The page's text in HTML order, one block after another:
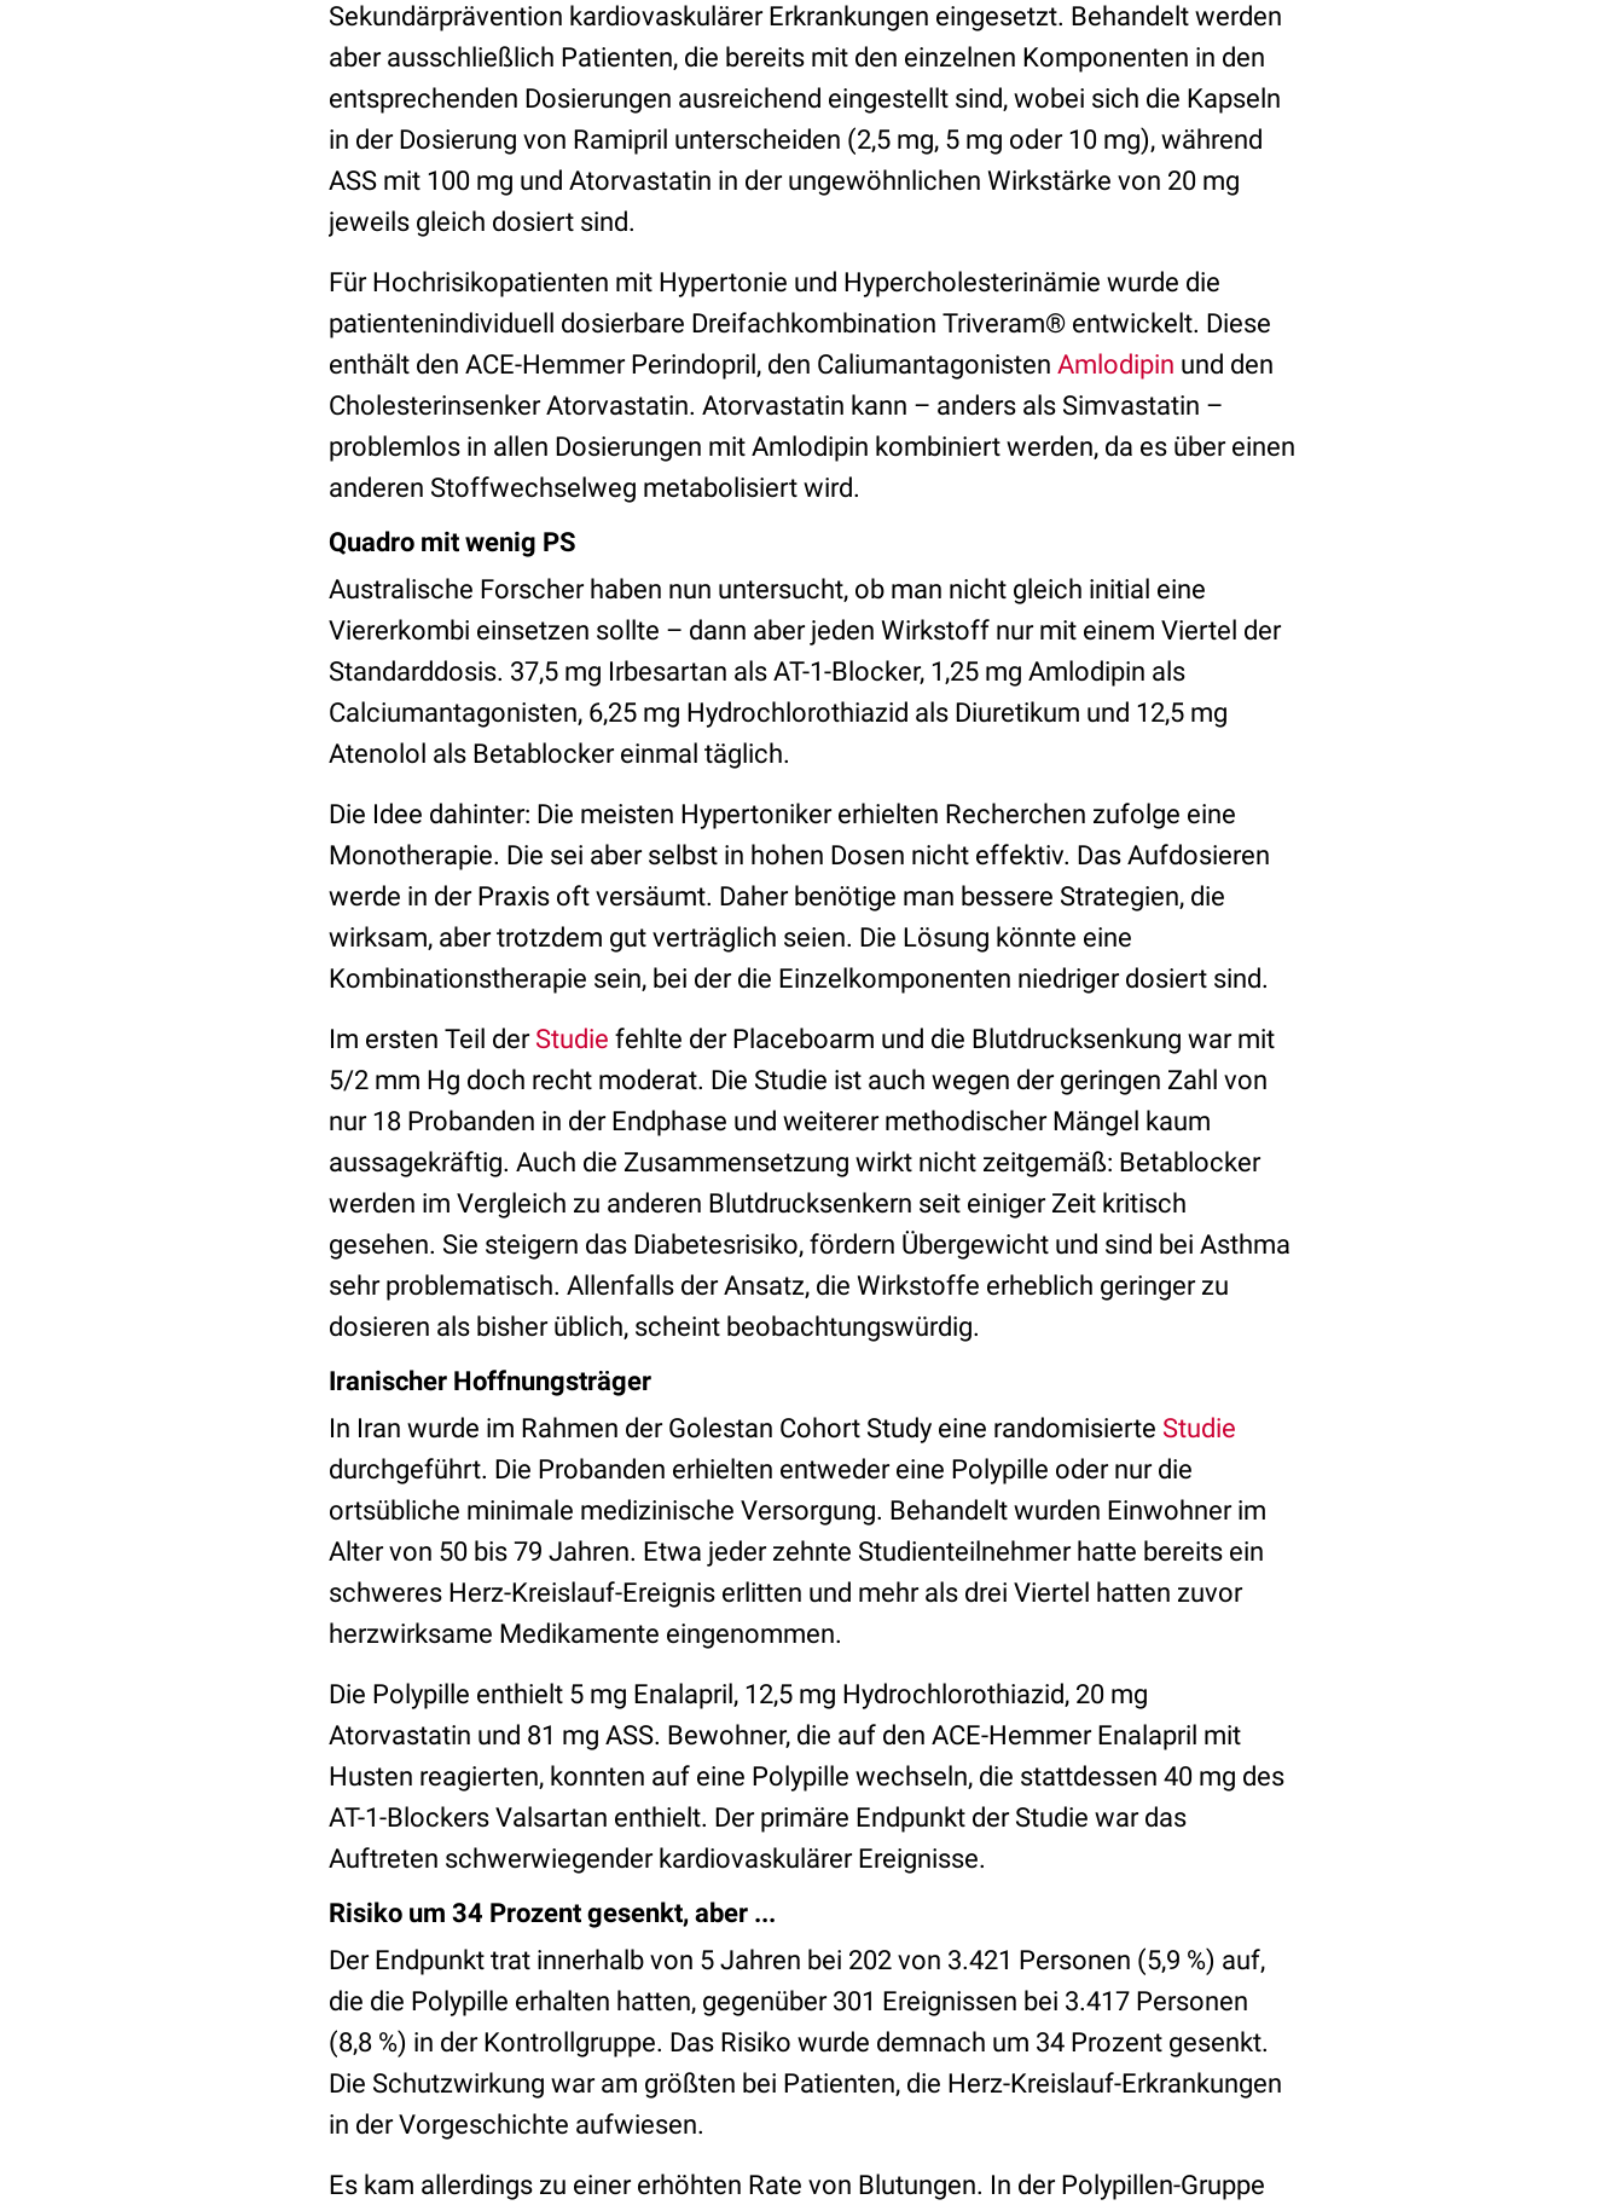
Sekundärprävention kardiovaskulärer Erkrankungen eingesetzt. Behandelt werden
aber ausschließlich Patienten, die bereits mit den einzelnen Komponenten in den
entsprechenden Dosierungen ausreichend eingestellt sind, wobei sich die Kapseln
in der Dosierung von Ramipril unterscheiden (2,5 mg, 5 mg oder 10 mg), während
ASS mit 100 mg und Atorvastatin in der ungewöhnlichen Wirkstärke von 20 mg
jeweils gleich dosiert sind.
Für Hochrisikopatienten mit Hypertonie und Hypercholesterinämie wurde die
patientenindividuell dosierbare Dreifachkombination Triveram® entwickelt. Diese
enthält den ACE-Hemmer Perindopril, den Caliumantagonisten Amlodipin und den
Cholesterinsenker Atorvastatin. Atorvastatin kann – anders als Simvastatin –
problemlos in allen Dosierungen mit Amlodipin kombiniert werden, da es über einen
anderen Stoffwechselweg metabolisiert wird.
Quadro mit wenig PS
Australische Forscher haben nun untersucht, ob man nicht gleich initial eine
Viererkombi einsetzen sollte – dann aber jeden Wirkstoff nur mit einem Viertel der
Standarddosis. 37,5 mg Irbesartan als AT-1-Blocker, 1,25 mg Amlodipin als
Calciumantagonisten, 6,25 mg Hydrochlorothiazid als Diuretikum und 12,5 mg
Atenolol als Betablocker einmal täglich.
Die Idee dahinter: Die meisten Hypertoniker erhielten Recherchen zufolge eine
Monotherapie. Die sei aber selbst in hohen Dosen nicht effektiv. Das Aufdosieren
werde in der Praxis oft versäumt. Daher benötige man bessere Strategien, die
wirksam, aber trotzdem gut verträglich seien. Die Lösung könnte eine
Kombinationstherapie sein, bei der die Einzelkomponenten niedriger dosiert sind.
Im ersten Teil der Studie fehlte der Placeboarm und die Blutdrucksenkung war mit
5/2 mm Hg doch recht moderat. Die Studie ist auch wegen der geringen Zahl von
nur 18 Probanden in der Endphase und weiterer methodischer Mängel kaum
aussagekräftig. Auch die Zusammensetzung wirkt nicht zeitgemäß: Betablocker
werden im Vergleich zu anderen Blutdrucksenkern seit einiger Zeit kritisch
gesehen. Sie steigern das Diabetesrisiko, fördern Übergewicht und sind bei Asthma
sehr problematisch. Allenfalls der Ansatz, die Wirkstoffe erheblich geringer zu
dosieren als bisher üblich, scheint beobachtungswürdig.
Iranischer Hoffnungsträger
In Iran wurde im Rahmen der Golestan Cohort Study eine rando­misierte Studie
durchgeführt. Die Probanden erhielten entweder eine Polypille oder nur die
ortsübliche minimale medizinische Versorgung. Behandelt wurden Einwohner im
Alter von 50 bis 79 Jahren. Etwa jeder zehnte Studienteilnehmer hatte bereits ein
schweres Herz-Kreislauf-Ereignis erlitten und mehr als drei Viertel hatten zuvor
herzwirksame Medikamente eingenommen.
Die Polypille enthielt 5 mg Enalapril, 12,5 mg Hydrochlorothiazid, 20 mg
Atorvastatin und 81 mg ASS. Bewohner, die auf den ACE-Hemmer Enalapril mit
Husten reagierten, konnten auf eine Polypille wechseln, die stattdessen 40 mg des
AT-1-Blockers Valsartan enthielt. Der primäre Endpunkt der Studie war das
Auftreten schwerwiegender kardiovaskulärer Ereignisse.
Risiko um 34 Prozent gesenkt, aber ...
Der End­punkt trat innerhalb von 5 Jahren bei 202 von 3.421 Personen (5,9 %) auf,
die die Polypille erhalten hatten, gegenüber 301 Ereignissen bei 3.417 Personen
(8,8 %) in der Kontroll­gruppe. Das Risiko wurde demnach um 34 Prozent gesenkt.
Die Schutzwirkung war am größten bei Patienten, die Herz-Kreislauf-Erkrankungen
in der Vorgeschichte aufwiesen.
Es kam aller­dings zu einer erhöhten Rate von Blutungen. In der Polypillen-Gruppe